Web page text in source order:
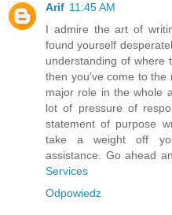
Arif 11:45 AM
I admire the art of
found yourself
understanding of where
then you’ve come to
major role in the whole
lot of pressure of
statement of purpose
take a weight off
assistance. Go ahead
Services
Odpowiedz